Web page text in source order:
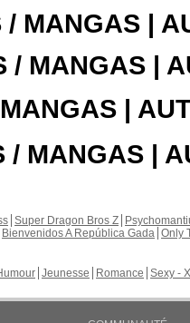
/ MANGAS |
/ MANGAS |
|
/ MANGAS |
Super Dragon Bros Z
Bienvenidos A República Gada Only
Jeunesse Romance Sexy -